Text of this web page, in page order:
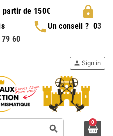
partir de 150€ lock
frais phoneUn conseil ? 03
60
search
person Sign in
0